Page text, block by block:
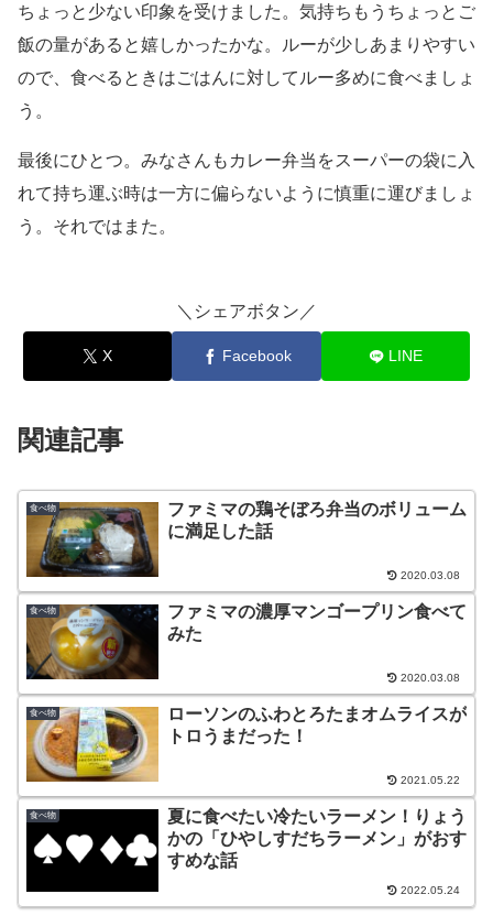
ちょっと少ない印象を受けました。気持ちもうちょっとご
飯の量があると嬉しかったかな。ルーが少しあまりやすい
ので、食べるときはごはんに対してルー多めに食べましょ
う。
最後にひとつ。みなさんもカレー弁当をスーパーの袋に入
れて持ち運ぶ時は一方に偏らないように慎重に運びましょ
う。それではまた。
＼シェアボタン／
X Facebook LINE
関連記事
食べ物
ファミマの鶏そぼろ弁当のボリューム
に満足した話
2020.03.08
食べ物
ファミマの濃厚マンゴープリン食べて
みた
2020.03.08
食べ物
ローソンのふわとろたまオムライスが
トロうまだった！
2021.05.22
食べ物
夏に食べたい冷たいラーメン！りょう
かの「ひやしすだちラーメン」がおす
すめな話
2022.05.24